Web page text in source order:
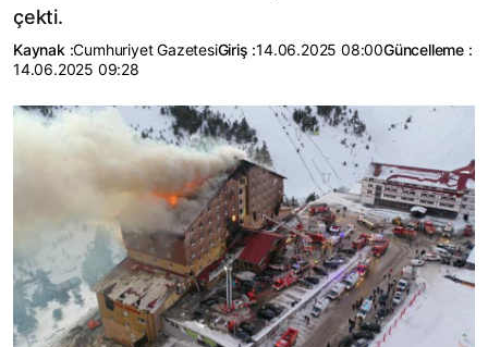
çekti.
Kaynak :Cumhuriyet GazetesiGiriş :14.06.2025 08:00Güncelleme :
14.06.2025 09:28